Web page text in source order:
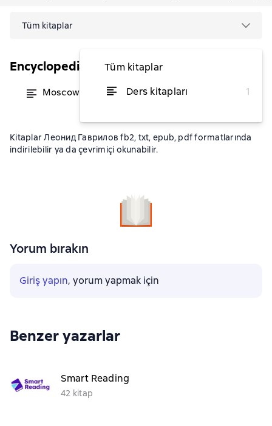
Tüm kitaplar
Tüm kitaplar
Ders kitapları
1
Encyclopedia of Mysterious Places
Moscow guide itibaren ₺86,22
Kitaplar Леонид Гаврилов fb2, txt, epub, pdf formatlarında
indirilebilir ya da çevrimiçi okunabilir.
Yorum bırakın
Giriş yapın, yorum yapmak için
Benzer yazarlar
Smart Reading
42 kitap